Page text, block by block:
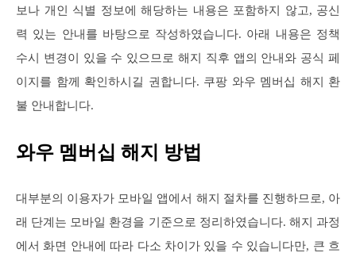
보나 개인 식별 정보에 해당하는 내용은 포함하지 않고, 공신
력 있는 안내를 바탕으로 작성하였습니다. 아래 내용은 정책
수시 변경이 있을 수 있으므로 해지 직후 앱의 안내와 공식 페
이지를 함께 확인하시길 권합니다. 쿠팡 와우 멤버십 해지 환
불 안내합니다.
와우 멤버십 해지 방법
대부분의 이용자가 모바일 앱에서 해지 절차를 진행하므로, 아
래 단계는 모바일 환경을 기준으로 정리하였습니다. 해지 과정
에서 화면 안내에 따라 다소 차이가 있을 수 있습니다만, 큰 흐